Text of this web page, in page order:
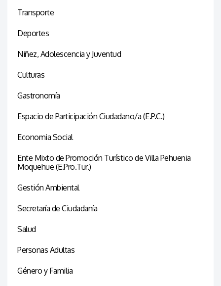
Transporte
Deportes
Niñez, Adolescencia y Juventud
Culturas
Gastronomía
Espacio de Participación Ciudadano/a (E.P.C.)
Economia Social
Ente Mixto de Promoción Turístico de Villa Pehuenia
Moquehue (E.Pro.Tur.)
Gestión Ambiental
Secretaría de Ciudadanía
Salud
Personas Adultas
Género y Familia